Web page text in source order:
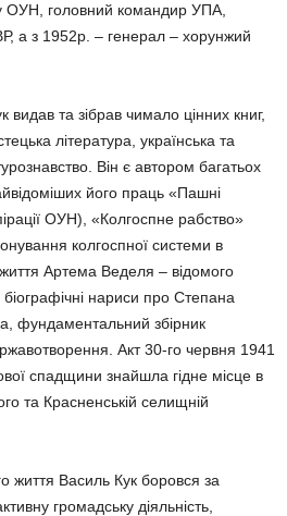
ОУН, головний командир УПА,
а з 1952р. – генерал – хорунжий
та зібрав чимало цінних книг,
література, українська та
Він є автором багатьох
його праць «Пашні
ОУН), «Колгоспне рабство»
колгоспної системи в
Артема Веделя – відомого
нариси про Степана
фундаментальний збірник
Акт 30-го червня 1941
спадщини знайшла гідне місце в
та Красненській селищній
життя Василь Кук боровся за
громадську діяльність,